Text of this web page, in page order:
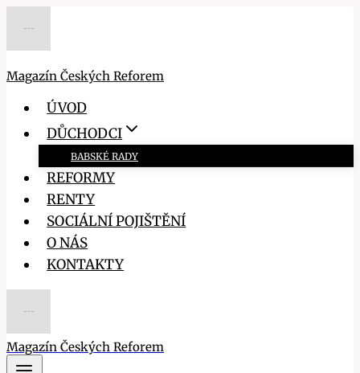
Magazín Českých Reforem
ÚVOD
DŮCHODCI
BABSKÉ RADY
REFORMY
RENTY
SOCIÁLNÍ POJIŠTĚNÍ
O NÁS
KONTAKTY
Magazín Českých Reforem